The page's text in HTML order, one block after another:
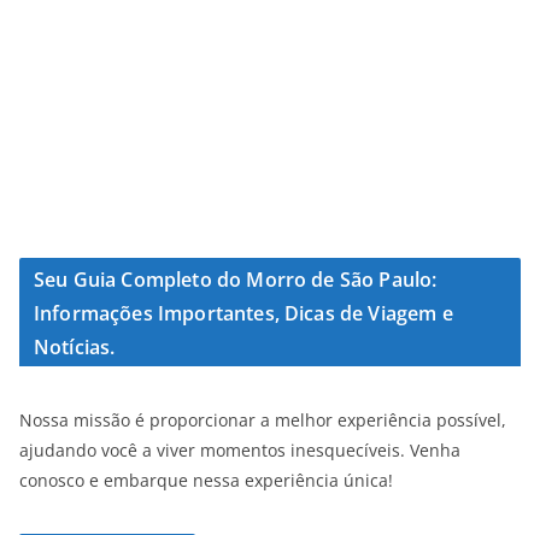
Seu Guia Completo do Morro de São Paulo:
Informações Importantes, Dicas de Viagem e
Notícias.
Nossa missão é proporcionar a melhor experiência possível,
ajudando você a viver momentos inesquecíveis. Venha
conosco e embarque nessa experiência única!